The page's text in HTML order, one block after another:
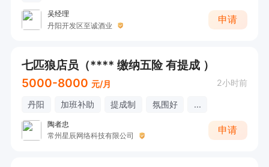
吴经理
丹阳开发区至诚酒业
申请
七匹狼店员（**** 缴纳五险 有提成 ）
5000-8000 元/月 2小时前
丹阳 加班补助 提成制 氛围好 ...
陶者忠
常州星辰网络科技有限公司
申请